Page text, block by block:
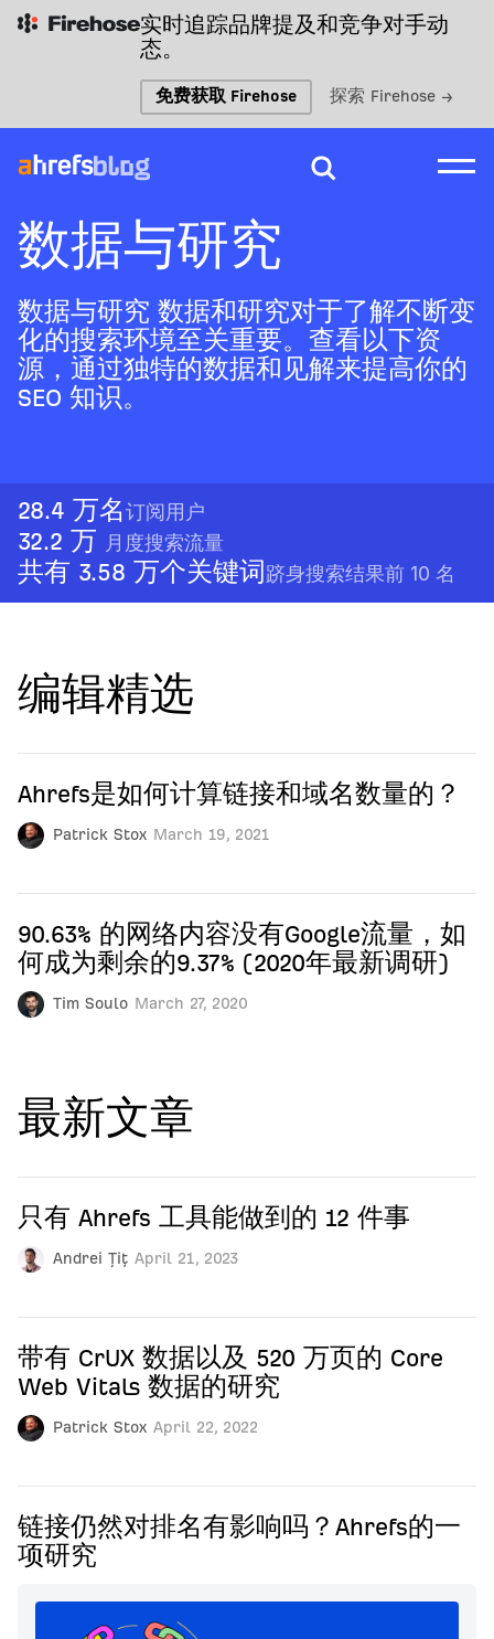
实时追踪品牌提及和竞争对手动
态。
免费获取 Firehose 探索 Firehose →
数据与研究
数据与研究 数据和研究对于了解不断变
化的搜索环境至关重要。查看以下资
源，通过独特的数据和见解来提高你的
SEO 知识。
28.4 万名订阅用户
32.2 万 月度搜索流量
共有 3.58 万个关键词 跻身搜索结果前 10 名
编辑精选
Patrick Stox March 19, 2021
Ahrefs是如何计算链接和域名数量的？
Tim Soulo March 27, 2020
90.63% 的网络内容没有Google流量，如
何成为剩余的9.37% (2020年最新调研)
最新文章
Andrei Țiț April 21, 2023
只有 Ahrefs 工具能做到的 12 件事
Patrick Stox April 22, 2022
带有 CrUX 数据以及 520 万页的 Core
Web Vitals 数据的研究
链接仍然对排名有影响吗？Ahrefs的一
项研究